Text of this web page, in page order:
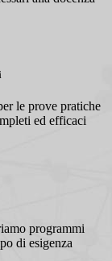
le prove pratiche
ed efficaci
programmi
di esigenza